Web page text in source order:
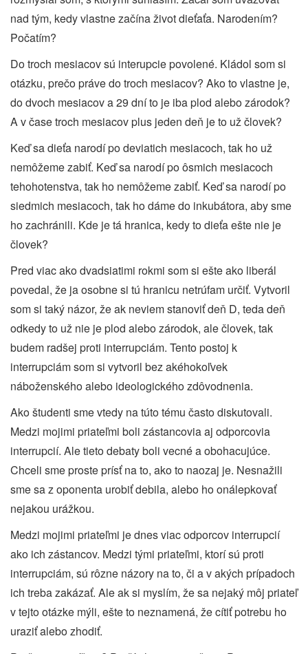
nad tým, kedy vlastne začína život dieťaťa. Narodením?
Počatím?
Do troch mesiacov sú interupcie povolené. Kládol som si
otázku, prečo práve do troch mesiacov? Ako to vlastne je,
do dvoch mesiacov a 29 dní to je iba plod alebo zárodok?
A v čase troch mesiacov plus jeden deň je to už človek?
Keď sa dieťa narodí po deviatich mesiacoch, tak ho už
nemôžeme zabiť. Keď sa narodí po ôsmich mesiacoch
tehohotenstva, tak ho nemôžeme zabiť. Keď sa narodí po
siedmich mesiacoch, tak ho dáme do inkubátora, aby sme
ho zachránili. Kde je tá hranica, kedy to dieťa ešte nie je
človek?
Pred viac ako dvadsiatimi rokmi som si ešte ako liberál
povedal, že ja osobne si tú hranicu netrúfam určiť. Vytvoril
som si taký názor, že ak neviem stanoviť deň D, teda deň
odkedy to už nie je plod alebo zárodok, ale človek, tak
budem radšej proti interrupciám. Tento postoj k
interrupciám som si vytvoril bez akéhokoľvek
náboženského alebo ideologického zdôvodnenia.
Ako študenti sme vtedy na túto tému často diskutovali.
Medzi mojimi priateľmi boli zástancovia aj odporcovia
interrupcií. Ale tieto debaty boli vecné a obohacujúce.
Chceli sme proste prísť na to, ako to naozaj je. Nesnažili
sme sa z oponenta urobiť debila, alebo ho onálepkovať
nejakou urážkou.
Medzi mojimi priateľmi je dnes viac odporcov interrupcií
ako ich zástancov. Medzi tými priateľmi, ktorí sú proti
interrupciám, sú rôzne názory na to, či a v akých prípadoch
ich treba zakázať. Ale ak si myslím, že sa nejaký môj priateľ
v tejto otázke mýli, ešte to neznamená, že cítiť potrebu ho
uraziť alebo zhodiť.